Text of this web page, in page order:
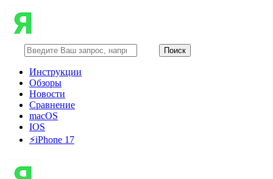
Инструкции
Обзоры
Новости
Сравнение
macOS
IOS
⚡️iPhone 17